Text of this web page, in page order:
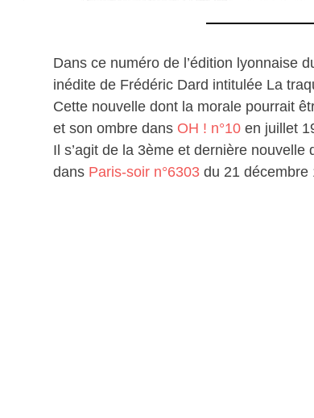
Dans ce numéro de l’édition lyonnaise
inédite de Frédéric Dard intitulée La
Cette nouvelle dont la morale pourrait
et son ombre dans OH ! n°10 en juillet
Il s’agit de la 3ème et dernière
dans Paris-soir n°6303 du 21 décembre